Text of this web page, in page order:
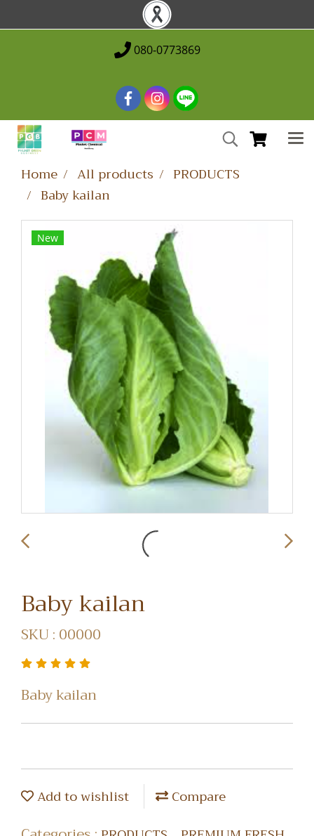
080-0773869
Home All products
PRODUCTS
Baby kailan
New
Baby kailan
SKU : 00000
Baby kailan
Add to wishlist Compare